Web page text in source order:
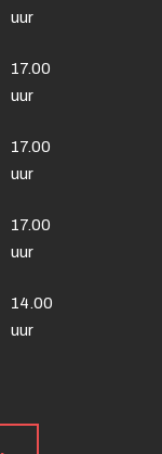
uur
17.00
uur
17.00
uur
17.00
uur
14.00
uur